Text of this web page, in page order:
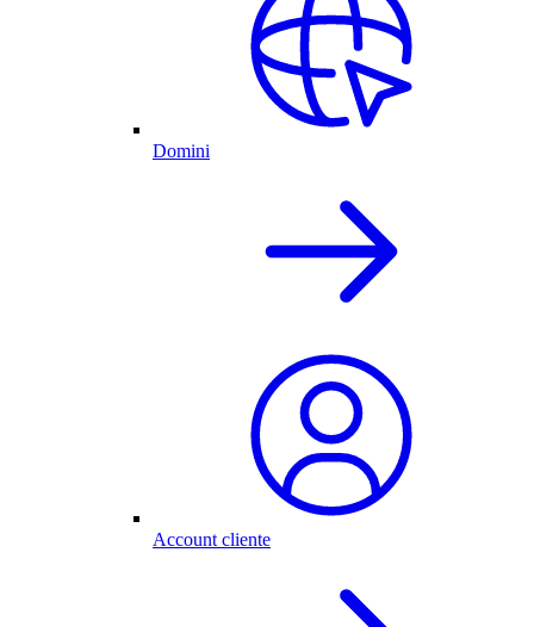
Domini
Account cliente